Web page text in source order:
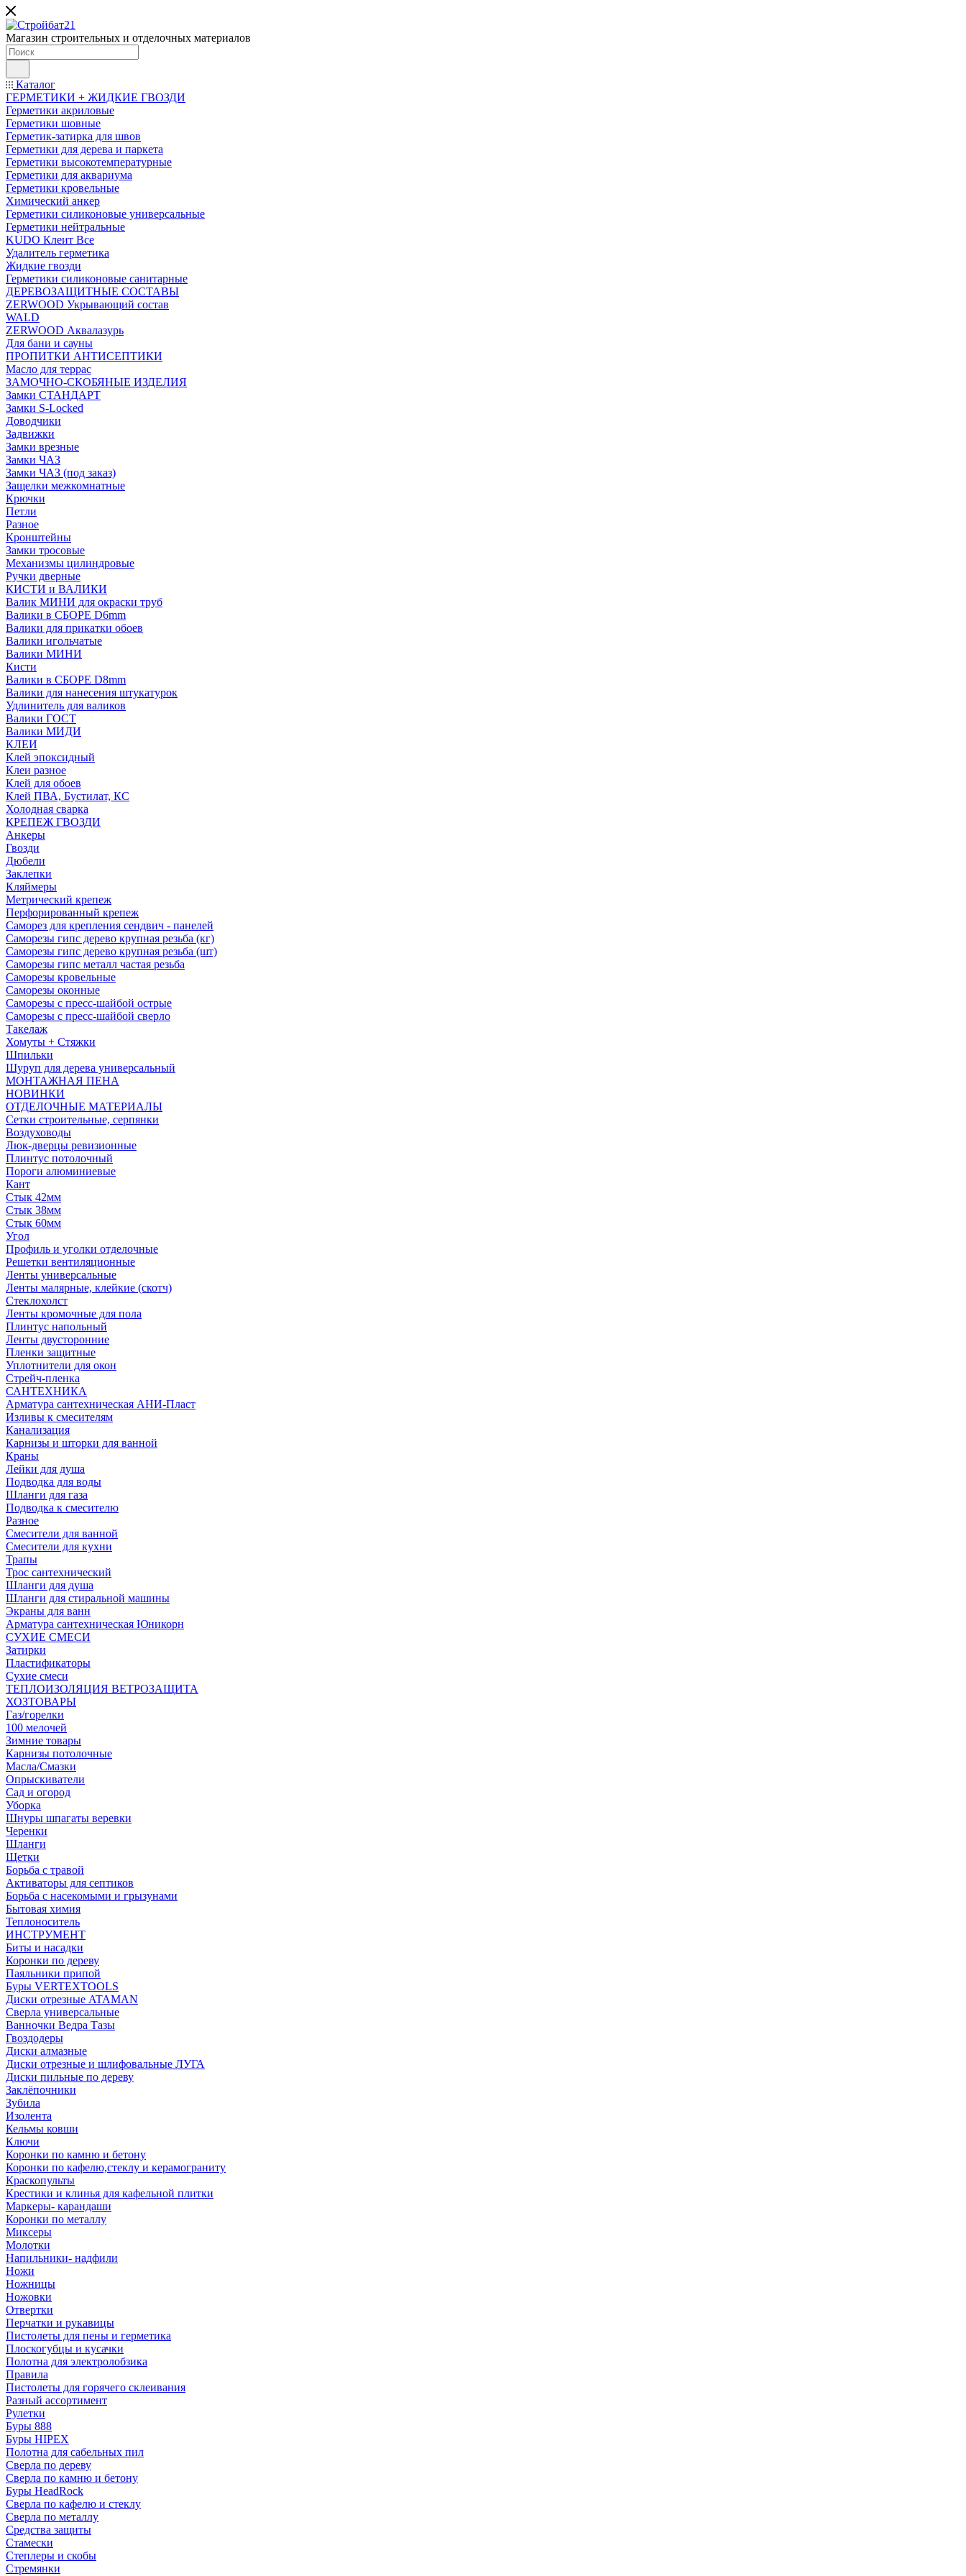
Магазин строительных и отделочных материалов
Каталог
ГЕРМЕТИКИ + ЖИДКИЕ ГВОЗДИ
Герметики акриловые
Герметики шовные
Герметик-затирка для швов
Герметики для дерева и паркета
Герметики высокотемпературные
Герметики для аквариума
Герметики кровельные
Химический анкер
Герметики силиконовые универсальные
Герметики нейтральные
KUDO Клеит Все
Удалитель герметика
Жидкие гвозди
Герметики силиконовые санитарные
ДЕРЕВОЗАЩИТНЫЕ СОСТАВЫ
ZERWOOD Укрывающий состав
WALD
ZERWOOD Аквалазурь
Для бани и сауны
ПРОПИТКИ АНТИСЕПТИКИ
Масло для террас
ЗАМОЧНО-СКОБЯНЫЕ ИЗДЕЛИЯ
Замки СТАНДАРТ
Замки S-Locked
Доводчики
Задвижки
Замки врезные
Замки ЧАЗ
Замки ЧАЗ (под заказ)
Защелки межкомнатные
Крючки
Петли
Разное
Кронштейны
Замки тросовые
Механизмы цилиндровые
Ручки дверные
КИСТИ и ВАЛИКИ
Валик МИНИ для окраски труб
Валики в СБОРЕ D6mm
Валики для прикатки обоев
Валики игольчатые
Валики МИНИ
Кисти
Валики в СБОРЕ D8mm
Валики для нанесения штукатурок
Удлинитель для валиков
Валики ГОСТ
Валики МИДИ
КЛЕИ
Клей эпоксидный
Клеи разное
Клей для обоев
Клей ПВА, Бустилат, КС
Холодная сварка
КРЕПЕЖ ГВОЗДИ
Анкеры
Гвозди
Дюбели
Заклепки
Кляймеры
Метрический крепеж
Перфорированный крепеж
Саморез для крепления сендвич - панелей
Саморезы гипс дерево крупная резьба (кг)
Саморезы гипс дерево крупная резьба (шт)
Саморезы гипс металл частая резьба
Саморезы кровельные
Саморезы оконные
Саморезы с пресс-шайбой острые
Саморезы с пресс-шайбой сверло
Такелаж
Хомуты + Стяжки
Шпильки
Шуруп для дерева универсальный
МОНТАЖНАЯ ПЕНА
НОВИНКИ
ОТДЕЛОЧНЫЕ МАТЕРИАЛЫ
Сетки строительные, серпянки
Воздуховоды
Люк-дверцы ревизионные
Плинтус потолочный
Пороги алюминиевые
Кант
Стык 42мм
Стык 38мм
Стык 60мм
Угол
Профиль и уголки отделочные
Решетки вентиляционные
Ленты универсальные
Ленты малярные, клейкие (скотч)
Стеклохолст
Ленты кромочные для пола
Плинтус напольный
Ленты двусторонние
Пленки защитные
Уплотнители для окон
Стрейч-пленка
САНТЕХНИКА
Арматура сантехническая АНИ-Пласт
Изливы к смесителям
Канализация
Карнизы и шторки для ванной
Краны
Лейки для душа
Подводка для воды
Шланги для газа
Подводка к смесителю
Разное
Смесители для ванной
Смесители для кухни
Трапы
Трос сантехнический
Шланги для душа
Шланги для стиральной машины
Экраны для ванн
Арматура сантехническая Юникорн
СУХИЕ СМЕСИ
Затирки
Пластификаторы
Сухие смеси
ТЕПЛОИЗОЛЯЦИЯ ВЕТРОЗАЩИТА
ХОЗТОВАРЫ
Газ/горелки
100 мелочей
Зимние товары
Карнизы потолочные
Масла/Смазки
Опрыскиватели
Сад и огород
Уборка
Шнуры шпагаты веревки
Черенки
Шланги
Щетки
Борьба с травой
Активаторы для септиков
Борьба с насекомыми и грызунами
Бытовая химия
Теплоноситель
ИНСТРУМЕНТ
Биты и насадки
Коронки по дереву
Паяльники припой
Буры VERTEXTOOLS
Диски отрезные ATAMAN
Сверла универсальные
Ванночки Ведра Тазы
Гвоздодеры
Диски алмазные
Диски отрезные и шлифовальные ЛУГА
Диски пильные по дереву
Заклёпочники
Зубила
Изолента
Кельмы ковши
Ключи
Коронки по камню и бетону
Коронки по кафелю,стеклу и керамограниту
Краскопульты
Крестики и клинья для кафельной плитки
Маркеры- карандаши
Коронки по металлу
Миксеры
Молотки
Напильники- надфили
Ножи
Ножницы
Ножовки
Отвертки
Перчатки и рукавицы
Пистолеты для пены и герметика
Плоскогубцы и кусачки
Полотна для электролобзика
Правила
Пистолеты для горячего склеивания
Разный ассортимент
Рулетки
Буры 888
Буры HIPEX
Полотна для сабельных пил
Сверла по дереву
Сверла по камню и бетону
Буры HeadRock
Сверла по кафелю и стеклу
Сверла по металлу
Средства защиты
Стамески
Степлеры и скобы
Стремянки